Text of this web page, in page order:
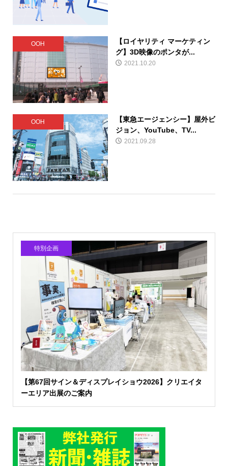
OOH
【ロイヤリティ マーケティン
グ】3D映像のポンタが...
2021.10.20
OOH
【東急エージェンシー】屋外ビ
ジョン、YouTube、TV...
2021.09.28
特別企画
【第67回サイン＆ディスプレイショウ2026】クリエイタ
ーエリア出展のご案内